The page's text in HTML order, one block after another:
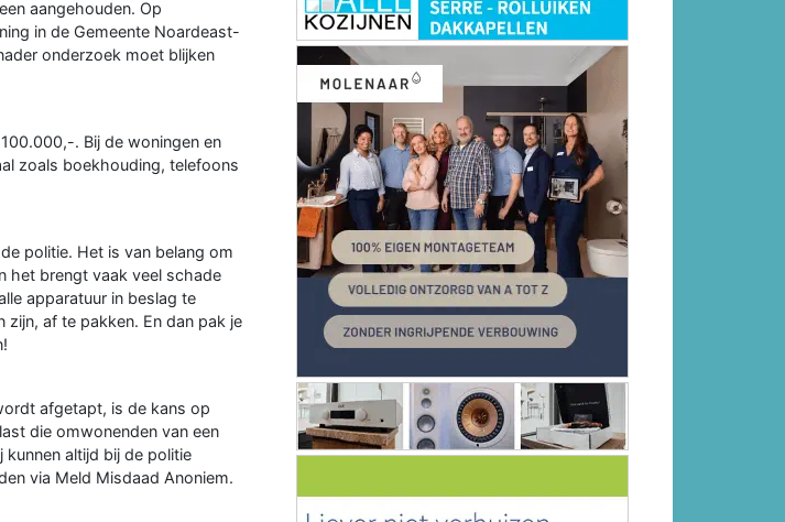
aangehouden. Op
in de Gemeente Noardeast-
onderzoek moet blijken
. Bij de woningen en
zoals boekhouding, telefoons
politie. Het is van belang om
het brengt vaak veel schade
apparatuur in beslag te
zijn, af te pakken. En dan pak je
afgetapt, is de kans op
die omwonenden van een
kunnen altijd bij de politie
via Meld Misdaad Anoniem.